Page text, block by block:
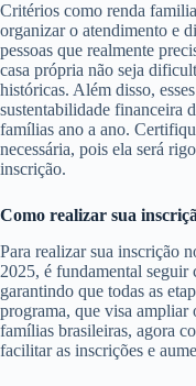
Critérios como renda
organizar o atendimento e
pessoas que realmente
casa própria não seja
históricas. Além disso,
sustentabilidade financeira
famílias ano a ano.
necessária, pois ela será
inscrição.
Como realizar sua
Para realizar sua inscrição
2025, é fundamental seguir
garantindo que todas as
programa, que visa ampliar
famílias brasileiras, agora
facilitar as inscrições e